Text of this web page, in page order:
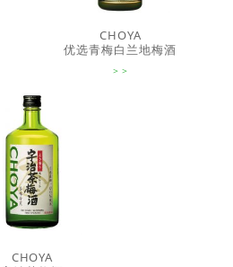
CHOYA
优选青梅白兰地梅酒
CHOYA